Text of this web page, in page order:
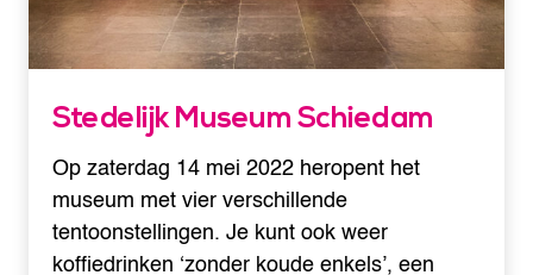
Stedelijk Museum Schiedam
Op zaterdag 14 mei 2022 heropent het
museum met vier verschillende
tentoonstellingen. Je kunt ook weer
koffiedrinken ‘zonder koude enkels’, een